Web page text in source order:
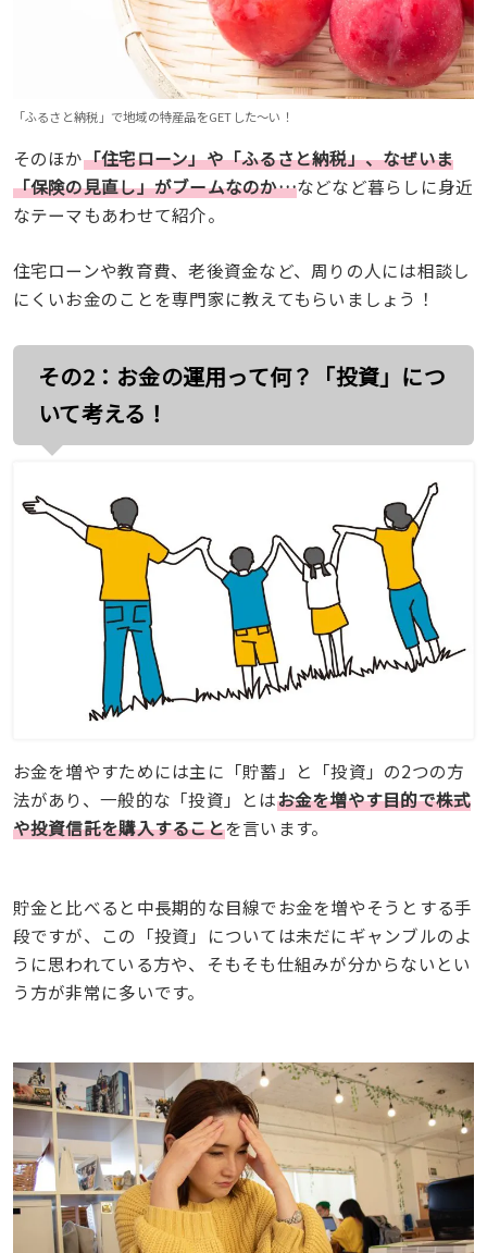
「ふるさと納税」で地域の特産品をGETした〜い！
そのほか「住宅ローン」や「ふるさと納税」、なぜいま
「保険の見直し」がブームなのか…などなど暮らしに身近
なテーマもあわせて紹介。
住宅ローンや教育費、老後資金など、周りの人には相談し
にくいお金のことを専門家に教えてもらいましょう！
その2：お金の運用って何？「投資」につ
いて考える！
お金を増やすためには主に「貯蓄」と「投資」の2つの方
法があり、一般的な「投資」とはお金を増やす目的で株式
や投資信託を購入することを言います。
貯金と比べると中長期的な目線でお金を増やそうとする手
段ですが、この「投資」については未だにギャンブルのよ
うに思われている方や、そもそも仕組みが分からないとい
う方が非常に多いです。